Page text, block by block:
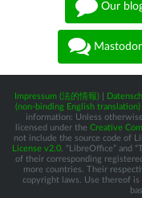
Our
Impressum (法的情報)
(non-binding English translation)
information: Unless
licensed under the Creative
not include the source code of
License v2.0 . “LibreOffice” and
of their corresponding
more countries. Their
copyright laws. Use thereof is